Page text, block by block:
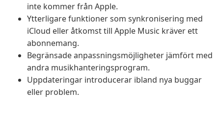
inte kommer från Apple.
Ytterligare funktioner som synkronisering med
iCloud eller åtkomst till Apple Music kräver ett
abonnemang.
Begränsade anpassningsmöjligheter jämfört med
andra musikhanteringsprogram.
Uppdateringar introducerar ibland nya buggar
eller problem.